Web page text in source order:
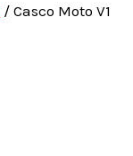
/ Casco Moto V1